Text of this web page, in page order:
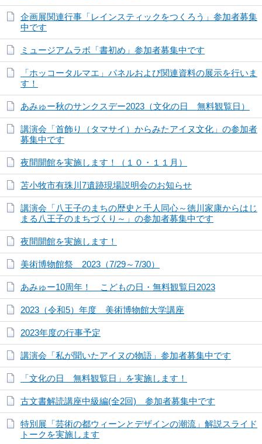
企画展関連行事「レインスティックをつくろう」参加者募集
中です
ミュージアムラボ「書初め」参加者募集中です
「ホッコータルマエ」パネルおよび関連資料の展示を行いま
す！
あみゅー秋のサンクスデー2023（文化の日 無料観覧日）
講演会「首飾り（タマサイ）からみたアイヌ文化」の参加者
募集中です
夜間開館を実施します！（１０・１１月）
苫小牧市有珠川7遺跡現場説明会のお知らせ
講演会「八王子のまちの歴史と千人同心～徳川家康からはじ
まる八王子のまちづくり～」の参加者募集中です
夜間開館を実施します！
美術博物館祭 2023（7/29～7/30）
あみゅー10周年！ こどもの日・無料観覧日2023
2023（令和5）年度 美術博物館大学講座
2023年度の行事予定
講演会「私が聞いたアイヌの物語」参加者募集中です
「文化の日 無料観覧日」を実施します！
古文書解読講座中級編(全2回) 参加者募集中です
特別展「芸術の都ウィーンとデザインの潮流」解説スライド
トークを実施します